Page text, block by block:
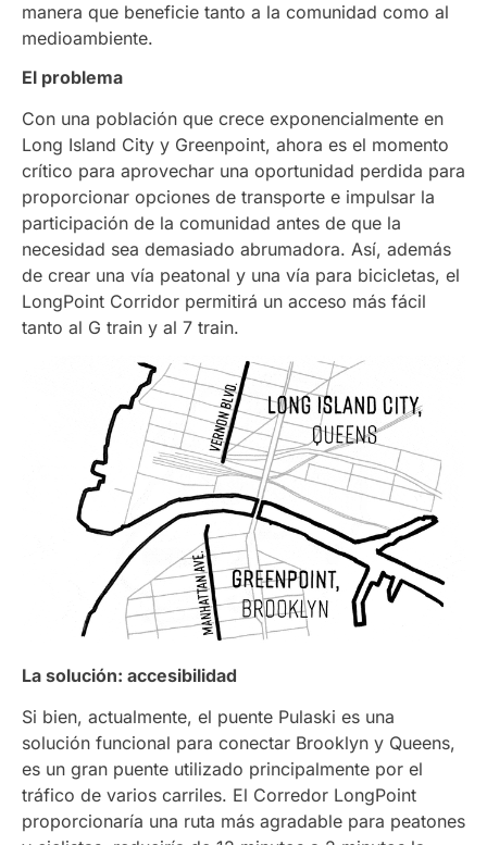
manera que beneficie tanto a la comunidad como al
medioambiente.
El problema
Con una población que crece exponencialmente en
Long Island City y Greenpoint, ahora es el momento
crítico para aprovechar una oportunidad perdida para
proporcionar opciones de transporte e impulsar la
participación de la comunidad antes de que la
necesidad sea demasiado abrumadora. Así, además
de crear una vía peatonal y una vía para bicicletas, el
LongPoint Corridor permitirá un acceso más fácil
tanto al G train y al 7 train.
La solución: accesibilidad
Si bien, actualmente, el puente Pulaski es una
solución funcional para conectar Brooklyn y Queens,
es un gran puente utilizado principalmente por el
tráfico de varios carriles. El Corredor LongPoint
proporcionaría una ruta más agradable para peatones